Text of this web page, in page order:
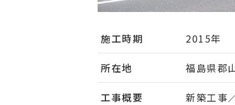
施工時期 2015年
所在地 福島県郡
工事概要 新築工事